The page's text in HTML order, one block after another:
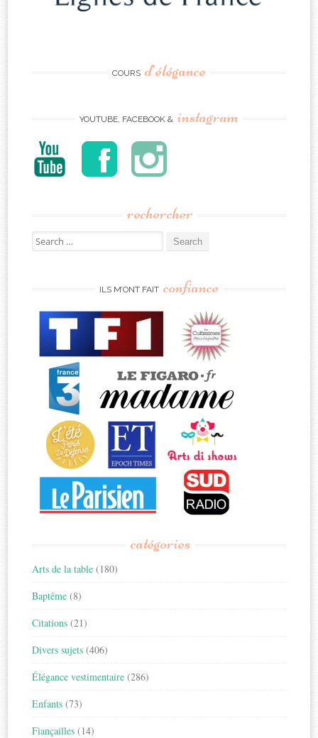
COURS d’élégance
YOUTUBE, FACEBOOK & instagram
rechercher
Search
for:
ILS M’ONT FAIT confiance
catégories
Arts de la table (180)
Baptême (8)
Citations (21)
Divers sujets (406)
Élégance vestimentaire (286)
Enfants (73)
Fiançailles (14)